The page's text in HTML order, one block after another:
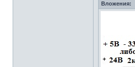
Вложения: